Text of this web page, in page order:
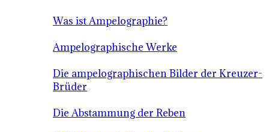
Was ist Ampelographie?
Ampelographische Werke
Die ampelographischen Bilder der Kreuzer-
Brüder
Die Abstammung der Reben